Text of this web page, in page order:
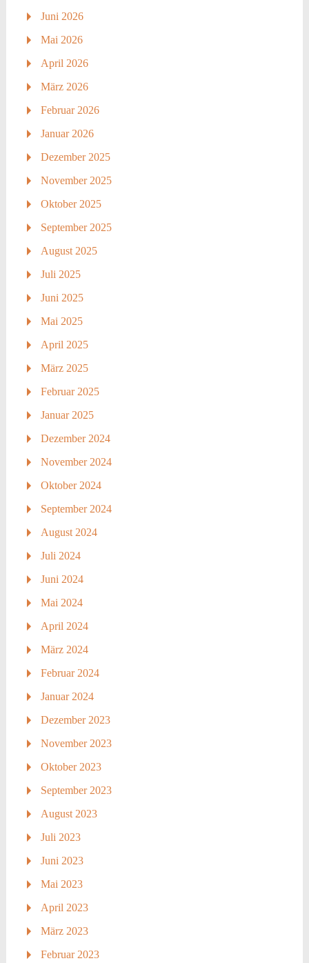
Juni 2026
Mai 2026
April 2026
März 2026
Februar 2026
Januar 2026
Dezember 2025
November 2025
Oktober 2025
September 2025
August 2025
Juli 2025
Juni 2025
Mai 2025
April 2025
März 2025
Februar 2025
Januar 2025
Dezember 2024
November 2024
Oktober 2024
September 2024
August 2024
Juli 2024
Juni 2024
Mai 2024
April 2024
März 2024
Februar 2024
Januar 2024
Dezember 2023
November 2023
Oktober 2023
September 2023
August 2023
Juli 2023
Juni 2023
Mai 2023
April 2023
März 2023
Februar 2023